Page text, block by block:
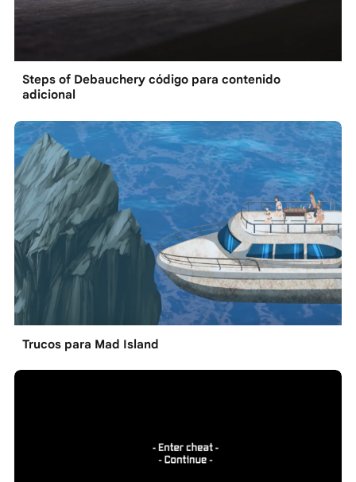
Steps of Debauchery código para contenido
adicional
Trucos para Mad Island